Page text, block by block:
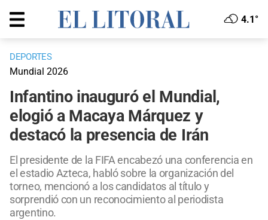
4.1°
DEPORTES
Mundial 2026
Infantino inauguró el Mundial,
elogió a Macaya Márquez y
destacó la presencia de Irán
El presidente de la FIFA encabezó una conferencia en
el estadio Azteca, habló sobre la organización del
torneo, mencionó a los candidatos al título y
sorprendió con un reconocimiento al periodista
argentino.